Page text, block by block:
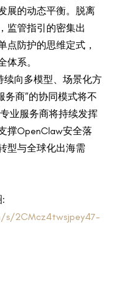
展的动态平衡。脱离
监管指引的密集出
点防护的思维定式，
体系。
续向多模型、场景化方
务商”的协同模式将不
业服务商将持续发挥
撑OpenClaw安全落
型与全球化出海需
s/2CMcz4twsjpey47-